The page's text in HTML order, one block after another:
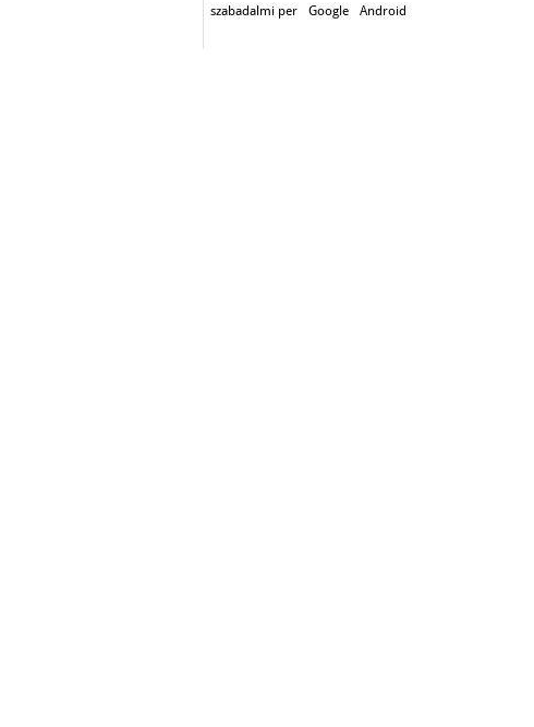
szabadalmi per Google Android